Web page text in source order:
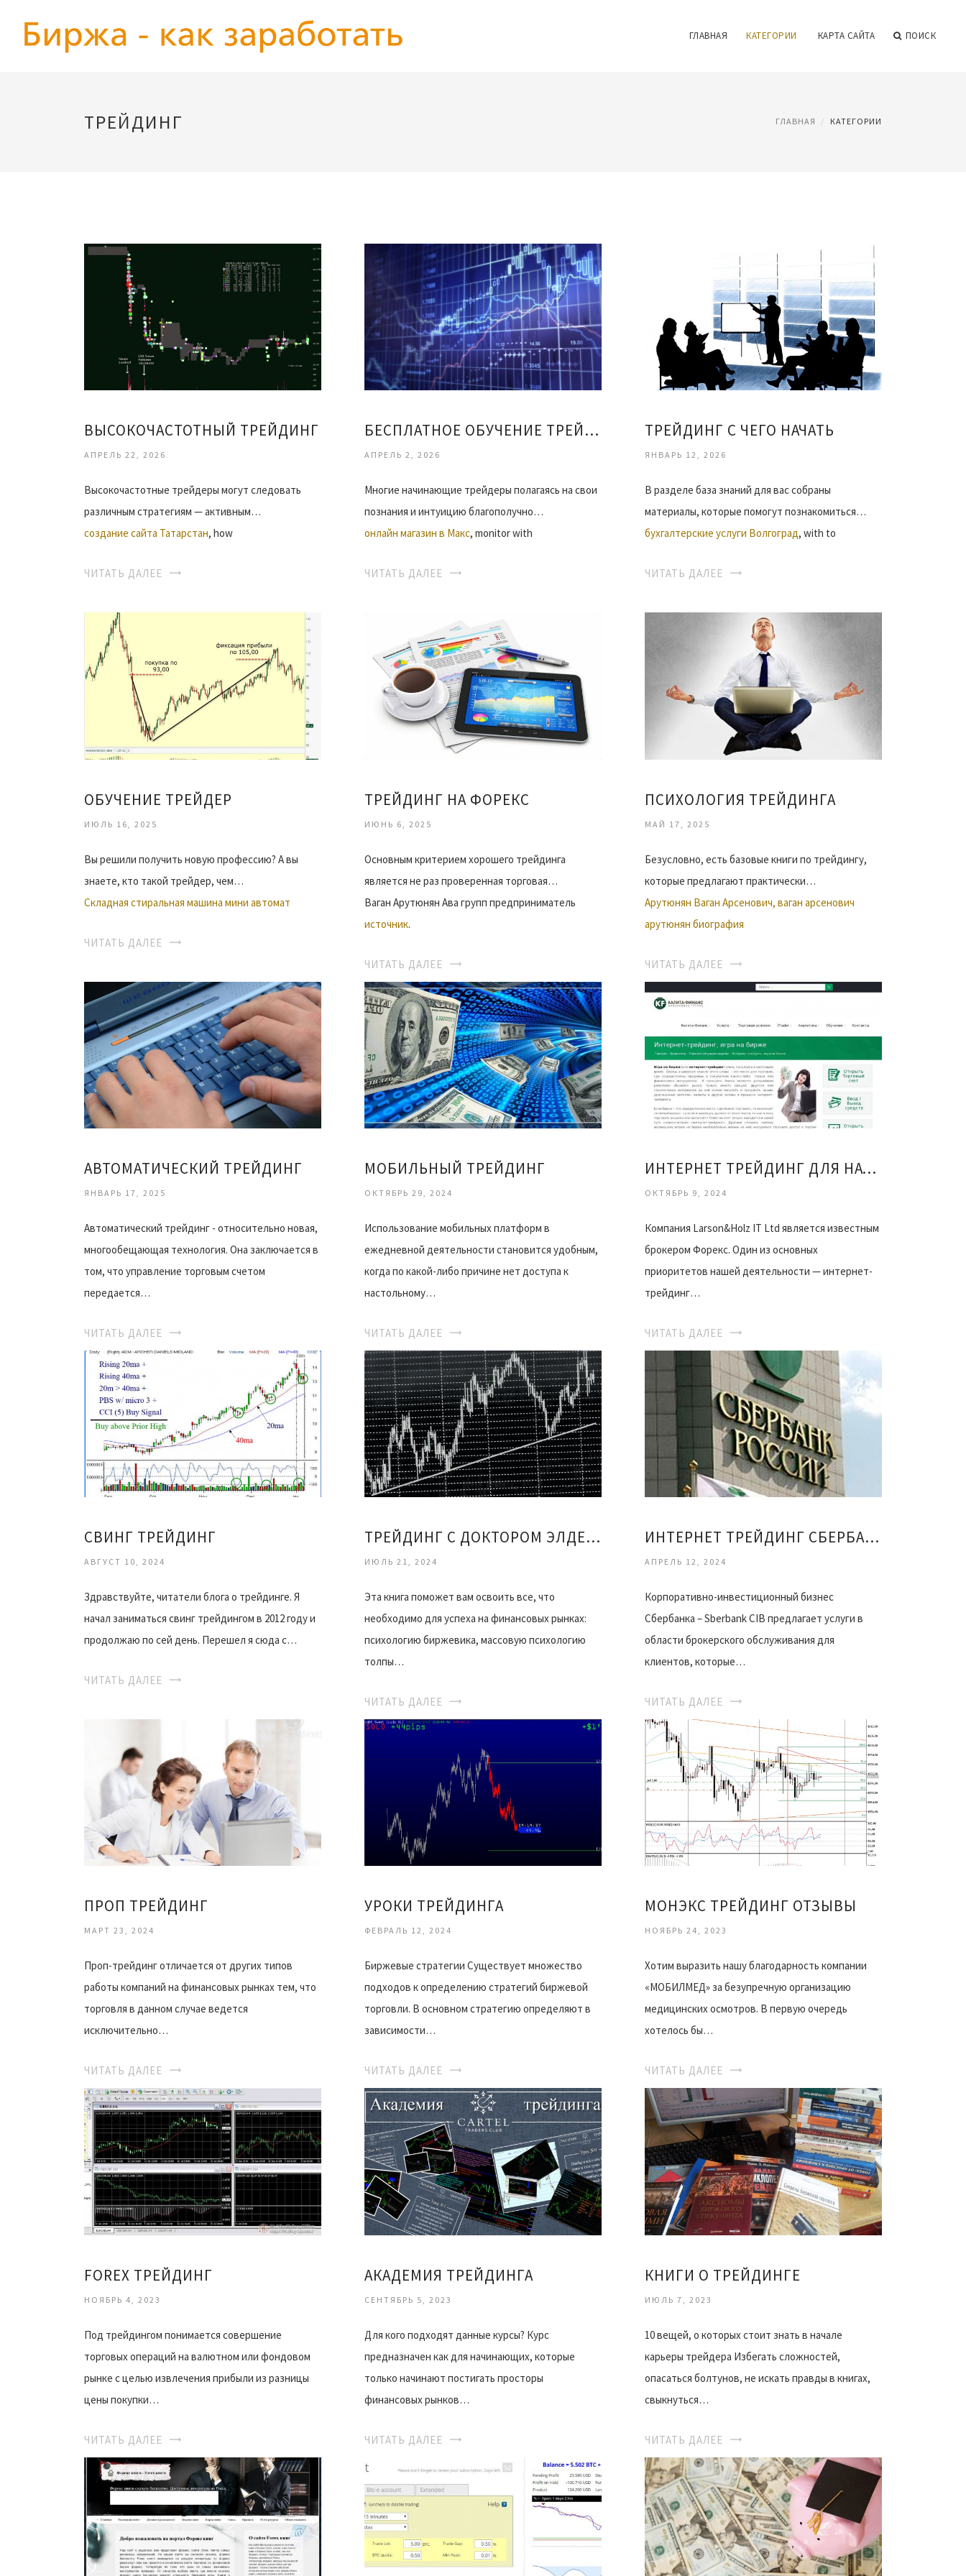
ГЛАВНАЯ КАТЕГОРИИ КАРТА САЙТА ПОИСК
ТРЕЙДИНГ ГЛАВНАЯ КАТЕГОРИИ
ВЫСОКОЧАСТОТНЫЙ ТРЕЙДИНГ
АПРЕЛЬ 22, 2026
Высокочастотные трейдеры могут следовать
различным стратегиям — активным…
создание сайта Татарстан, how
ЧИТАТЬ ДАЛЕЕ
БЕСПЛАТНОЕ ОБУЧЕНИЕ ТРЕЙДИНГУ
АПРЕЛЬ 2, 2026
Многие начинающие трейдеры полагаясь на свои
познания и интуицию благополучно…
онлайн магазин в Макс, monitor with
ЧИТАТЬ ДАЛЕЕ
ТРЕЙДИНГ С ЧЕГО НАЧАТЬ
ЯНВАРЬ 12, 2026
В разделе база знаний для вас собраны
материалы, которые помогут познакомиться…
бухгалтерские услуги Волгоград, with to
ЧИТАТЬ ДАЛЕЕ
ОБУЧЕНИЕ ТРЕЙДЕР
ИЮЛЬ 16, 2025
Вы решили получить новую профессию? А вы
знаете, кто такой трейдер, чем…
Складная стиральная машина мини автомат
ЧИТАТЬ ДАЛЕЕ
ТРЕЙДИНГ НА ФОРЕКС
ИЮНЬ 6, 2025
Основным критерием хорошего трейдинга
является не раз проверенная торговая…
Ваган Арутюнян Ава групп предприниматель
источник.
ЧИТАТЬ ДАЛЕЕ
ПСИХОЛОГИЯ ТРЕЙДИНГА
МАЙ 17, 2025
Безусловно, есть базовые книги по трейдингу,
которые предлагают практически…
Арутюнян Ваган Арсенович, ваган арсенович
арутюнян биография
ЧИТАТЬ ДАЛЕЕ
АВТОМАТИЧЕСКИЙ ТРЕЙДИНГ
ЯНВАРЬ 17, 2025
Автоматический трейдинг - относительно новая,
многообещающая технология. Она заключается в
том, что управление торговым счетом
передается…
ЧИТАТЬ ДАЛЕЕ
МОБИЛЬНЫЙ ТРЕЙДИНГ
ОКТЯБРЬ 29, 2024
Использование мобильных платформ в
ежедневной деятельности становится удобным,
когда по какой-либо причине нет доступа к
настольному…
ЧИТАТЬ ДАЛЕЕ
ИНТЕРНЕТ ТРЕЙДИНГ ДЛЯ НАЧИНАЮЩИХ
ОКТЯБРЬ 9, 2024
Компания Larson&Holz IT Ltd является известным
брокером Форекс. Один из основных
приоритетов нашей деятельности — интернет-
трейдинг…
ЧИТАТЬ ДАЛЕЕ
СВИНГ ТРЕЙДИНГ
АВГУСТ 10, 2024
Здравствуйте, читатели блога о трейдинге. Я
начал заниматься свинг трейдингом в 2012 году и
продолжаю по сей день. Перешел я сюда с…
ЧИТАТЬ ДАЛЕЕ
ТРЕЙДИНГ С ДОКТОРОМ ЭЛДЕРОМ
ИЮЛЬ 21, 2024
Эта книга поможет вам освоить все, что
необходимо для успеха на финансовых рынках:
психологию биржевика, массовую психологию
толпы…
ЧИТАТЬ ДАЛЕЕ
ИНТЕРНЕТ ТРЕЙДИНГ СБЕРБАНК
АПРЕЛЬ 12, 2024
Корпоративно-инвестиционный бизнес
Сбербанка – Sberbank CIB предлагает услуги в
области брокерского обслуживания для
клиентов, которые…
ЧИТАТЬ ДАЛЕЕ
ПРОП ТРЕЙДИНГ
МАРТ 23, 2024
Проп-трейдинг отличается от других типов
работы компаний на финансовых рынках тем, что
торговля в данном случае ведется
исключительно…
ЧИТАТЬ ДАЛЕЕ
УРОКИ ТРЕЙДИНГА
ФЕВРАЛЬ 12, 2024
Биржевые стратегии Существует множество
подходов к определению стратегий биржевой
торговли. В основном стратегию определяют в
зависимости…
ЧИТАТЬ ДАЛЕЕ
МОНЭКС ТРЕЙДИНГ ОТЗЫВЫ
НОЯБРЬ 24, 2023
Хотим выразить нашу благодарность компании
«МОБИЛМЕД» за безупречную организацию
медицинских осмотров. В первую очередь
хотелось бы…
ЧИТАТЬ ДАЛЕЕ
FOREX ТРЕЙДИНГ
НОЯБРЬ 4, 2023
Под трейдингом понимается совершение
торговых операций на валютном или фондовом
рынке с целью извлечения прибыли из разницы
цены покупки…
ЧИТАТЬ ДАЛЕЕ
АКАДЕМИЯ ТРЕЙДИНГА
СЕНТЯБРЬ 5, 2023
Для кого подходят данные курсы? Курс
предназначен как для начинающих, которые
только начинают постигать просторы
финансовых рынков…
ЧИТАТЬ ДАЛЕЕ
КНИГИ О ТРЕЙДИНГЕ
ИЮЛЬ 7, 2023
10 вещей, о которых стоит знать в начале
карьеры трейдера Избегать сложностей,
опасаться болтунов, не искать правды в книгах,
свыкнуться…
ЧИТАТЬ ДАЛЕЕ